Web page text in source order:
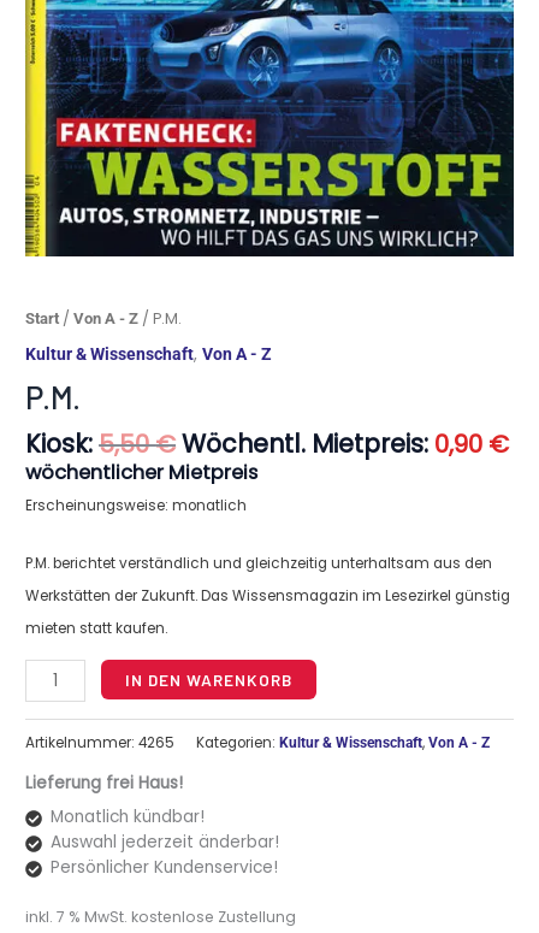
Start /Von A - Z / P.M.
Kultur & Wissenschaft,Von A - Z
P.M.
Kiosk:5,50€
Preis
war:
Wöchentl. Mietpreis: 0,90 €
wöchentlicher Mietpreis
Erscheinungsweise: monatlich
P.M. berichtet verständlich und gleichzeitig unterhaltsam aus den
Werkstätten der Zukunft. Das Wissensmagazin im Lesezirkel günstig
mieten statt kaufen.
P.M.
Menge
IN DEN WARENKORB
Artikelnummer:4265 Kategorien:Kultur & Wissenschaft,Von A - Z
Lieferung frei Haus!
Monatlich kündbar!
Auswahl jederzeit änderbar!
Persönlicher Kundenservice!
inkl. 7 % MwSt. kostenlose Zustellung